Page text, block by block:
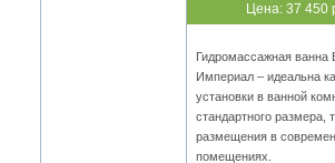
Цена: 37 450
Гидромассажная ванна
Империал – идеальна
установки в ванной
стандартного размера,
размещения в
помещениях.